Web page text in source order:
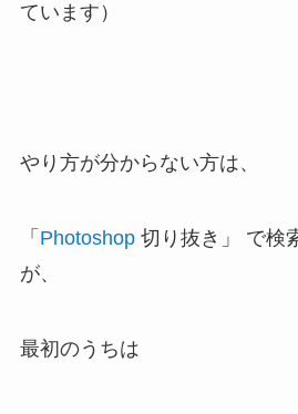
ています）
やり方が分からない方は、
「 Photoshop切り抜き」 で検
が、
最初のうちは